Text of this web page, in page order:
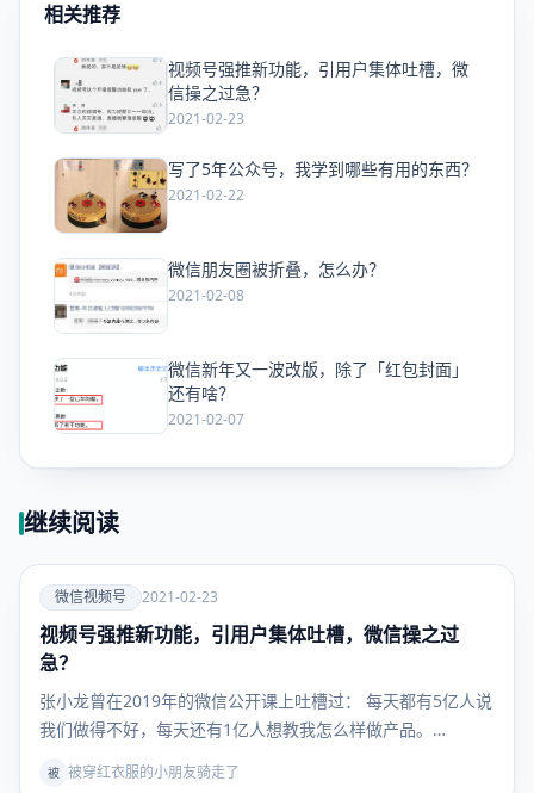
相关推荐
视频号强推新功能，引用户集体吐槽，微
信操之过急？
2021-02-23
爱 写了5年公众号，我学到哪些有用的东西？
2021-02-22
爱 微信朋友圈被折叠，怎么办？
2021-02-08
爱
微信新年又一波改版，除了「红包封面」
还有啥？
2021-02-07
继续阅读
爱
微信视频
号
微信视频号 2021-02-23
视频号强推新功能，引用户集体吐槽，微信操之过
急？
张小龙曾在2019年的微信公开课上吐槽过： 每天都有5亿人说
我们做得不好，每天还有1亿人想教我怎么样做产品。…
被 被穿红衣服的小朋友骑走了